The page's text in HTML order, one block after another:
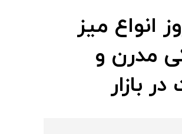
انواع میز
مدرن و
بازار